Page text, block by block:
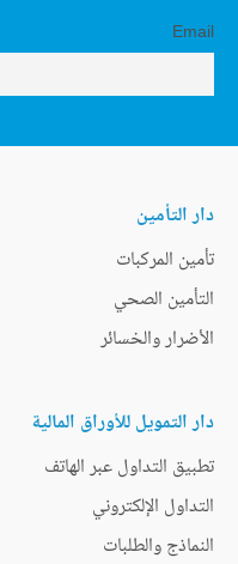
Email
دار التأمين
تأمين المركبات
التأمين الصحي
الأضرار والخسائر
دار التمويل للأوراق المالية
تطبيق التداول عبر الهاتف
التداول الإلكتروني
النماذج والطلبات